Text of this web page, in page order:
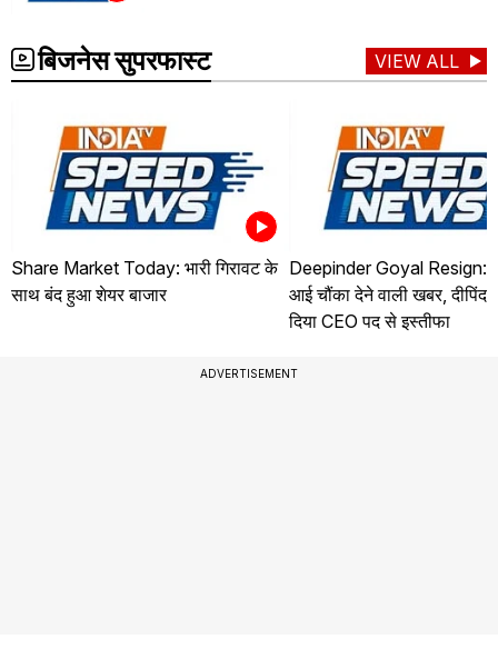
बिजनेस सुपरफास्ट VIEW ALL
Share Market Today: भारी गिरावट के
साथ बंद हुआ शेयर बाजार
Deepinder Goyal Resign:
आई चौंका देने वाली खबर,
दिया CEO पद से इस्तीफा
ADVERTISEMENT